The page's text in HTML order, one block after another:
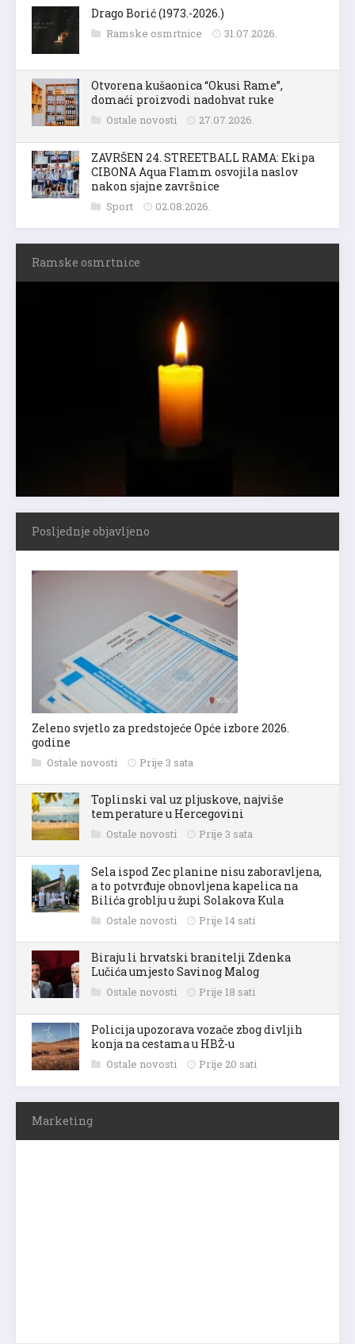
Drago Borić (1973.-2026.)
Ramske osmrtnice 31.07.2026.
Otvorena kušaonica “Okusi Rame”,
domaći proizvodi nadohvat ruke
Ostale novosti 27.07.2026.
ZAVRŠEN 24. STREETBALL RAMA: Ekipa
CIBONA Aqua Flamm osvojila naslov
nakon sjajne završnice
Sport 02.08.2026.
Ramske osmrtnice
Posljednje objavljeno
Zeleno svjetlo za predstojeće Opće izbore 2026.
godine
Ostale novosti Prije 3 sata
Toplinski val uz pljuskove, najviše
temperature u Hercegovini
Ostale novosti Prije 3 sata
Sela ispod Zec planine nisu zaboravljena,
a to potvrđuje obnovljena kapelica na
Bilića groblju u župi Solakova Kula
Ostale novosti Prije 14 sati
Biraju li hrvatski branitelji Zdenka
Lučića umjesto Savinog Malog
Ostale novosti Prije 18 sati
Policija upozorava vozače zbog divljih
konja na cestama u HBŽ-u
Ostale novosti Prije 20 sati
Marketing